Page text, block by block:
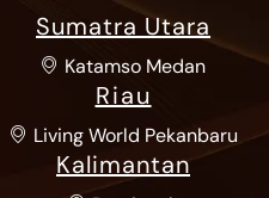
Sumatra Utara
Katamso Medan
Riau
Living World Pekanbaru
Kalimantan